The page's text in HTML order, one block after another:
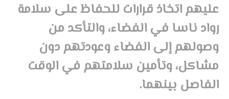
عليهم اتخاذ قرارات للحفاظ على سلامة
رواد ناسا في الفضاء، والتأكد من
وصولهم إلى الفضاء وعودتهم دون
مشاكل، وتأمين سلامتهم في الوقت
الفاصل بينهما.